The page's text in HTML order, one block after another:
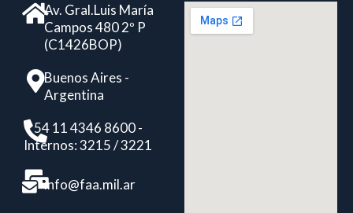
Av. Gral.Luis María
Campos 480 2º P
(C1426BOP)
Buenos Aires -
Argentina
+ 54 11 4346 8600 -
Internos: 3215 / 3221
info@faa.mil.ar